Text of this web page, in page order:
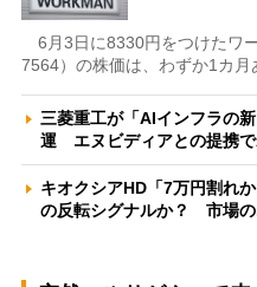
6月3日に8330円をつけたワ
7564）の株価は、わずか1カ
三菱重工が「AIインフラの
運 エヌビディアとの提携
キオクシアHD「7万円割れ
の反転シグナルか？ 市場